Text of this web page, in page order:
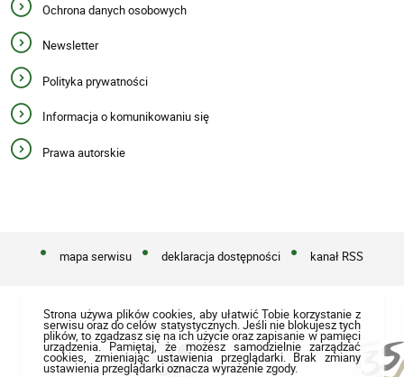
Ochrona danych osobowych
Newsletter
Polityka prywatności
Informacja o komunikowaniu się
Prawa autorskie
mapa serwisu deklaracja dostępności kanał RSS
Strona używa plików cookies, aby ułatwić Tobie korzystanie z
serwisu oraz do celów statystycznych. Jeśli nie blokujesz tych
plików, to zgadzasz się na ich użycie oraz zapisanie w pamięci
urządzenia. Pamiętaj, że możesz samodzielnie zarządzać
cookies, zmieniając ustawienia przeglądarki. Brak zmiany
ustawienia przeglądarki oznacza wyrażenie zgody.